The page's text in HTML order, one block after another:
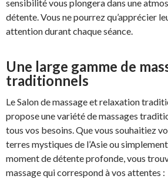
sensibilité vous plongera dans une
détente. Vous ne pourrez qu’apprécier
attention durant chaque séance.
Une large gamme de
traditionnels
Le Salon de massage et relaxation
propose une variété de massages
tous vos besoins. Que vous souhaitiez
terres mystiques de l’Asie ou
moment de détente profonde, vous
massage qui correspond à vos attentes :